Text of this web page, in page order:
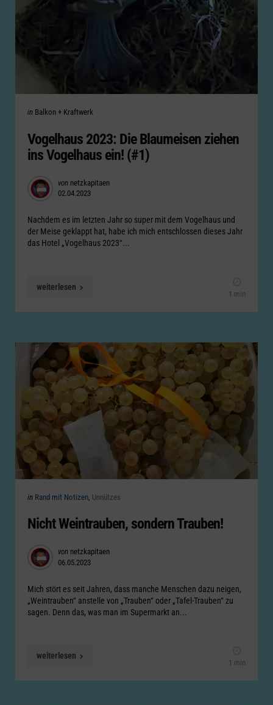
Categories
Posted
in Balkon + Kraftwerk
Vogelhaus 2023: Die Blaumeisen ziehen
ins Vogelhaus ein! (#1)
Posted
by
von netzkapitaen
02.04.2023
Nachdem es im letzten Jahr so super mit dem Vogelhaus und
der Meise geklappt hat, habe ich mich entschlossen dieses Jahr
das Hotel „Vogelhaus 2023“...
weiterlesen
1 min
Categories
Posted
in Rand mit Notizen Unnützes
Nicht Weintrauben, sondern Trauben!
Posted
by
von netzkapitaen
06.05.2023
Mich stört es seit Jahren, dass manche Menschen dazu neigen,
„Weintrauben“ anstelle von „Trauben“ oder „Tafel-Trauben“ zu
sagen. Denn das, was man im Supermarkt an...
weiterlesen
1 min